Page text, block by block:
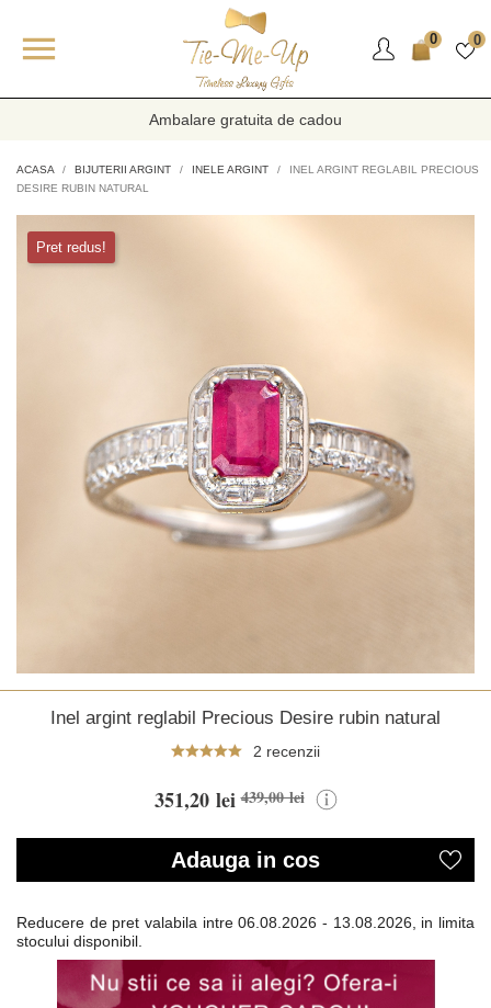
 0 0
Ambalare gratuita de cadou
ACASA BIJUTERII ARGINT INELE ARGINT
INEL ARGINT REGLABIL PRECIOUS
DESIRE RUBIN NATURAL
Pret redus!
Inel argint reglabil Precious Desire rubin natural
2 recenzii
351,20 lei 439,00 lei
Adauga in cos
Reducere de pret valabila intre06.08.2026 - 13.08.2026, in limita
stocului disponibil.